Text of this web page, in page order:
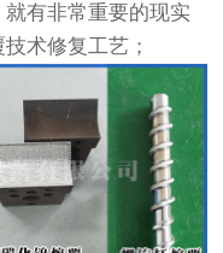
有非常重要的现实
术修复工艺；